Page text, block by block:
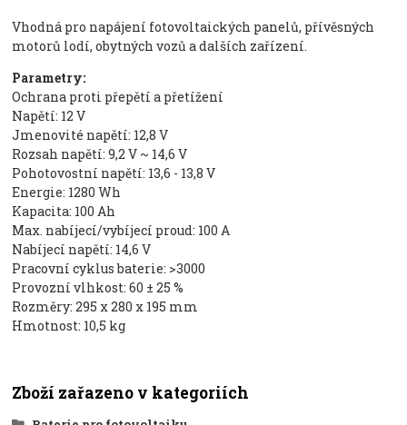
Vhodná pro napájení fotovoltaických panelů, přívěsných
motorů lodí, obytných vozů a dalších zařízení.
Parametry:
Ochrana proti přepětí a přetížení
Napětí: 12 V
Jmenovité napětí: 12,8 V
Rozsah napětí: 9,2 V ~ 14,6 V
Pohotovostní napětí: 13,6 - 13,8 V
Energie: 1280 Wh
Kapacita: 100 Ah
Max. nabíjecí/vybíjecí proud: 100 A
Nabíjecí napětí: 14,6 V
Pracovní cyklus baterie: >3000
Provozní vlhkost: 60 ± 25 %
Rozměry: 295 x 280 x 195 mm
Hmotnost: 10,5 kg
Zboží zařazeno v kategoriích